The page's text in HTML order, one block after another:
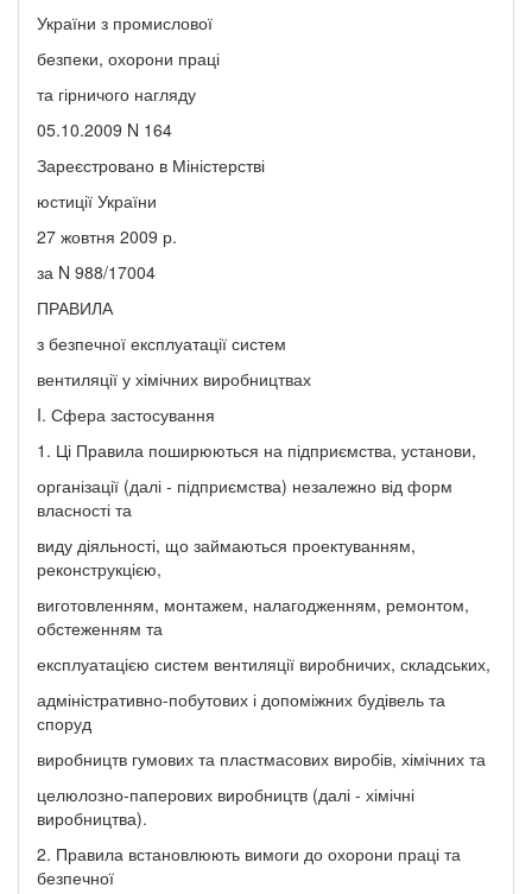
України з промислової
безпеки, охорони праці
та гірничого нагляду
05.10.2009 N 164
Зареєстровано в Міністерстві
юстиції України
27 жовтня 2009 р.
за N 988/17004
ПРАВИЛА
з безпечної експлуатації систем
вентиляції у хімічних виробництвах
I. Сфера застосування
1. Ці Правила поширюються на підприємства, установи,
організації (далі - підприємства) незалежно від форм
власності та
виду діяльності, що займаються проектуванням,
реконструкцією,
виготовленням, монтажем, налагодженням, ремонтом,
обстеженням та
експлуатацією систем вентиляції виробничих, складських,
адміністративно-побутових і допоміжних будівель та
споруд
виробництв гумових та пластмасових виробів, хімічних та
целюлозно-паперових виробництв (далі - хімічні
виробництва).
2. Правила встановлюють вимоги до охорони праці та
безпечної